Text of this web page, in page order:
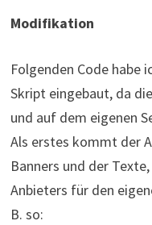
Modifikation
Folgenden Code habe
Skript eingebaut, da
und auf dem eigenen
Als erstes kommt der
Banners und der
Anbieters für den
B. so: